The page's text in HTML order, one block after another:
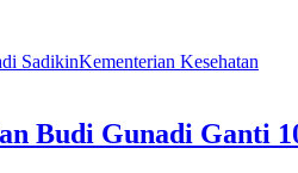
SadikinKementerian Kesehatan
Budi Gunadi Ganti